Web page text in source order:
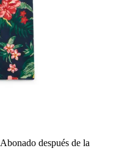
Abonado después de la